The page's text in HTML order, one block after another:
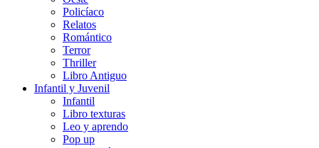
Policíaco
Relatos
Romántico
Terror
Thriller
Libro Antiguo
Infantil y Juvenil
Infantil
Libro texturas
Leo y aprendo
Pop up